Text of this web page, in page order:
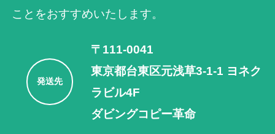
ことをおすすめいたします。
発送先
〒111-0041
東京都台東区元浅草3-1-1 ヨネク
ラビル4F
ダビングコピー革命